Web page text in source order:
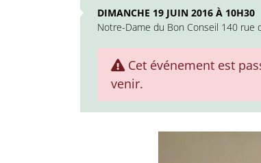
DIMANCHE 19 JUIN 2016 À 10H30
Notre-Dame du Bon Conseil 140 rue
Cet événement est
venir.